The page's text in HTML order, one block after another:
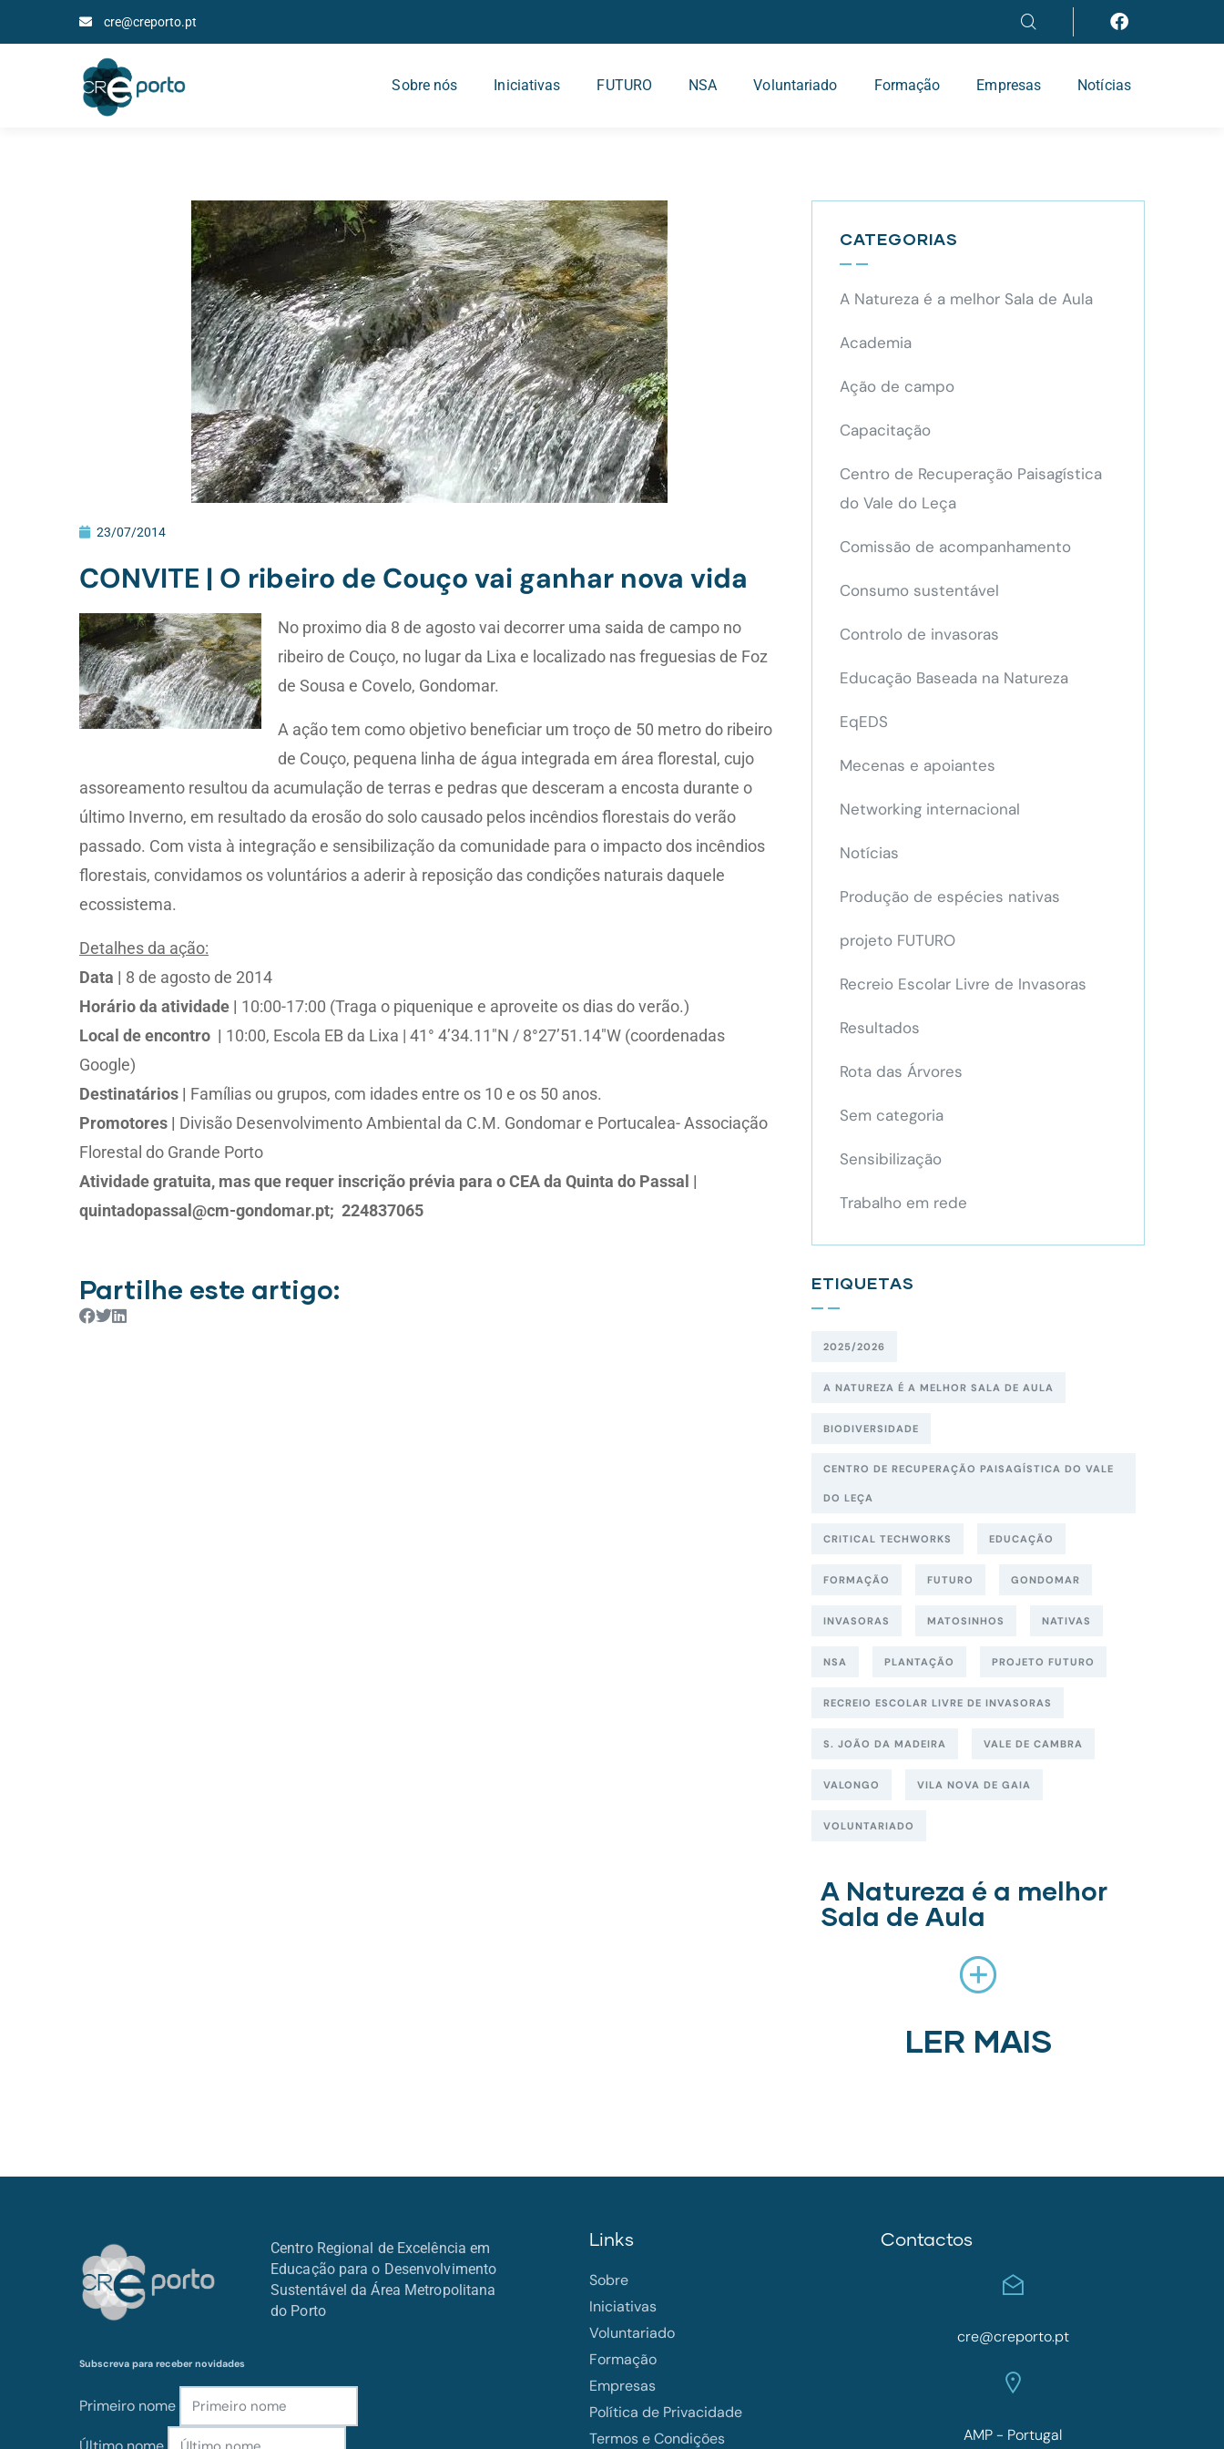
cre@creporto.pt
Sobre nós Iniciativas FUTURO NSA Voluntariado Formação Empresas Notícias
23/07/2014
CONVITE | O ribeiro de Couço vai ganhar nova vida
No proximo dia 8 de agosto vai decorrer uma saida de campo no
ribeiro de Couço, no lugar da Lixa e localizado nas freguesias de Foz
de Sousa e Covelo, Gondomar.
A ação tem como objetivo beneficiar um troço de 50 metro do ribeiro
de Couço, pequena linha de água integrada em área florestal, cujo
assoreamento resultou da acumulação de terras e pedras que desceram a encosta durante o
último Inverno, em resultado da erosão do solo causado pelos incêndios florestais do verão
passado. Com vista à integração e sensibilização da comunidade para o impacto dos incêndios
florestais, convidamos os voluntários a aderir à reposição das condições naturais daquele
ecossistema.
Detalhes da ação:
Data | 8 de agosto de 2014
Horário da atividade | 10:00-17:00 (Traga o piquenique e aproveite os dias do verão.)
Local de encontro | 10:00, Escola EB da Lixa | 41° 4’34.11″N / 8°27’51.14″W (coordenadas
Google)
Destinatários | Famílias ou grupos, com idades entre os 10 e os 50 anos.
Promotores | Divisão Desenvolvimento Ambiental da C.M. Gondomar e Portucalea- Associação
Florestal do Grande Porto
Atividade gratuita, mas que requer inscrição prévia para o CEA da Quinta do Passal |
quintadopassal@cm-gondomar.pt; 224837065
Partilhe este artigo:
CATEGORIAS
A Natureza é a melhor Sala de Aula
Academia
Ação de campo
Capacitação
Centro de Recuperação Paisagística
do Vale do Leça
Comissão de acompanhamento
Consumo sustentável
Controlo de invasoras
Educação Baseada na Natureza
EqEDS
Mecenas e apoiantes
Networking internacional
Notícias
Produção de espécies nativas
projeto FUTURO
Recreio Escolar Livre de Invasoras
Resultados
Rota das Árvores
Sem categoria
Sensibilização
Trabalho em rede
ETIQUETAS
2025/2026
A NATUREZA É A MELHOR SALA DE AULA
BIODIVERSIDADE
CENTRO DE RECUPERAÇÃO PAISAGÍSTICA DO VALE
DO LEÇA
CRITICAL TECHWORKS EDUCAÇÃO
FORMAÇÃO FUTURO GONDOMAR
INVASORAS MATOSINHOS NATIVAS
NSA PLANTAÇÃO PROJETO FUTURO
RECREIO ESCOLAR LIVRE DE INVASORAS
S. JOÃO DA MADEIRA VALE DE CAMBRA
VALONGO VILA NOVA DE GAIA
VOLUNTARIADO
A Natureza é a melhor
Sala de Aula
LER MAIS
Centro Regional de Excelência em
Educação para o Desenvolvimento
Sustentável da Área Metropolitana
do Porto
Subscreva para receber novidades
Primeiro nome
Links
Sobre
Iniciativas
Voluntariado
Formação
Empresas
Política de Privacidade
Termos e Condições
Contactos
cre@creporto.pt
AMP - Portugal